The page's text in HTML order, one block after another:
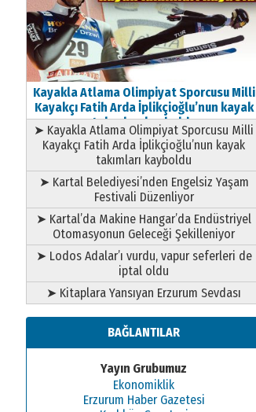
Kayakla Atlama Olimpiyat Sporcusu Milli
Kayakçı Fatih Arda İplikçioğlu’nun kayak
takımları kayboldu
➤ Kayakla Atlama Olimpiyat Sporcusu Milli
Kayakçı Fatih Arda İplikçioğlu’nun kayak
takımları kayboldu
➤ Kartal Belediyesi’nden Engelsiz Yaşam
Festivali Düzenliyor
➤ Kartal’da Makine Hangar’da Endüstriyel
Otomasyonun Geleceği Şekilleniyor
➤ Lodos Adalar’ı vurdu, vapur seferleri de
iptal oldu
➤ Kitaplara Yansıyan Erzurum Sevdası
BAĞLANTILAR
Yayın Grubumuz
Ekonomiklik
Erzurum Haber Gazetesi